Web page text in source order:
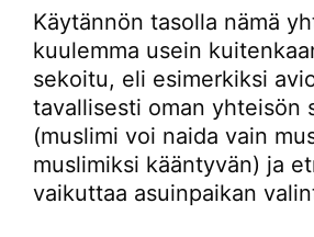
Käytännön tasolla nämä
kuulemma usein
sekoitu, eli esimerkiksi
tavallisesti oman yhteisön
(muslimi voi naida vain
muslimiksi kääntyvän) ja
vaikuttaa asuinpaikan